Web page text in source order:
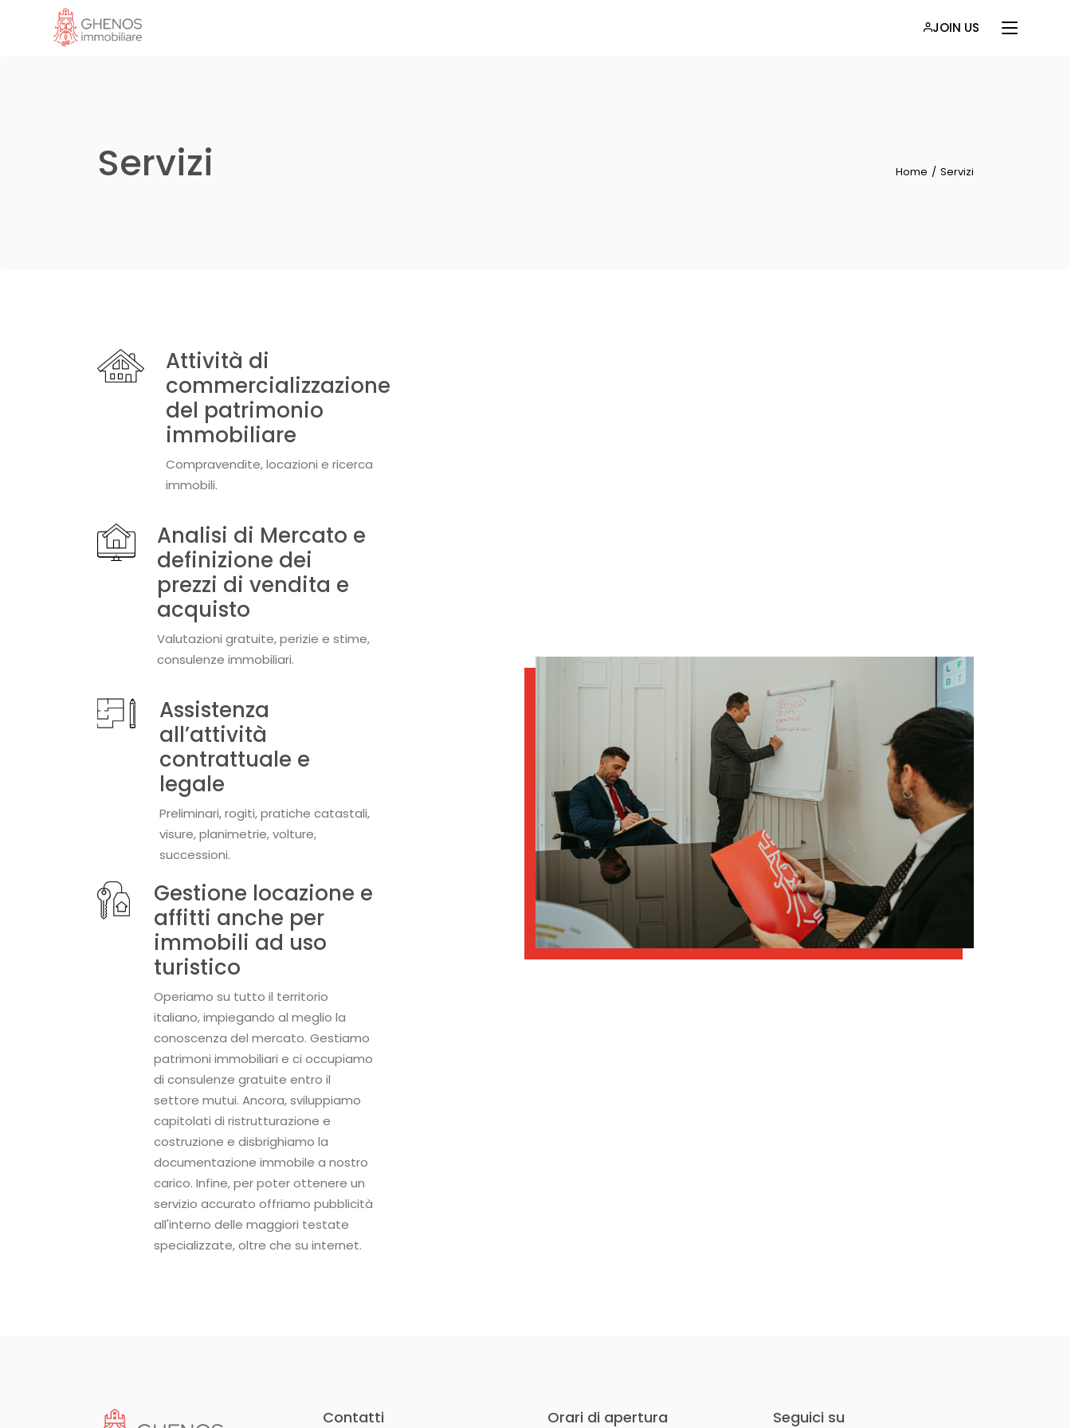
JOIN US
Servizi Home Servizi
Attività di
commercializzazione
del patrimonio
immobiliare
Compravendite, locazioni e ricerca
immobili.
Analisi di Mercato e
definizione dei
prezzi di vendita e
acquisto
Valutazioni gratuite, perizie e stime,
consulenze immobiliari.
Assistenza
all’attività
contrattuale e
legale
Preliminari, rogiti, pratiche catastali,
visure, planimetrie, volture,
successioni.
Gestione locazione e
affitti anche per
immobili ad uso
turistico
Operiamo su tutto il territorio
italiano, impiegando al meglio la
conoscenza del mercato. Gestiamo
patrimoni immobiliari e ci occupiamo
di consulenze gratuite entro il
settore mutui. Ancora, sviluppiamo
capitolati di ristrutturazione e
costruzione e disbrighiamo la
documentazione immobile a nostro
carico. Infine, per poter ottenere un
servizio accurato offriamo pubblicità
all'interno delle maggiori testate
specializzate, oltre che su internet.
Contatti Orari di apertura Seguici su